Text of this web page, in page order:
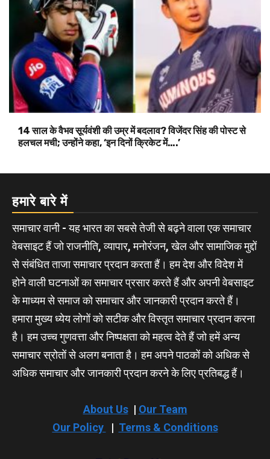
14 साल के वैभव सूर्यवंशी की उम्र में बदलाव? विजेंदर सिंह की पोस्ट से
हलचल मची; उन्होंने कहा, ‘इन दिनों क्रिकेट में….’
हमारे बारे में
समाचार वानी - यह भारत का सबसे तेजी से बढ़ने वाला एक समाचार
वेबसाइट हैं जो राजनीति, व्यापार, मनोरंजन, खेल और सामाजिक मुद्दों
से संबंधित ताजा समाचार प्रदान करता हैं। हम देश और विदेश में
होने वाली घटनाओं का समाचार प्रसार करते हैं और अपनी वेबसाइट
के माध्यम से समाज को समाचार और जानकारी प्रदान करते हैं।
हमारा मुख्य ध्येय लोगों को सटीक और विस्तृत समाचार प्रदान करना
है। हम उच्च गुणवत्ता और निष्पक्षता को महत्व देते हैं जो हमें अन्य
समाचार स्रोतों से अलग बनाता है। हम अपने पाठकों को अधिक से
अधिक समाचार और जानकारी प्रदान करने के लिए प्रतिबद्ध हैं।
About Us| Our Team
Our Policy
| Terms & Conditions